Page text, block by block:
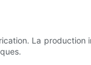
La production